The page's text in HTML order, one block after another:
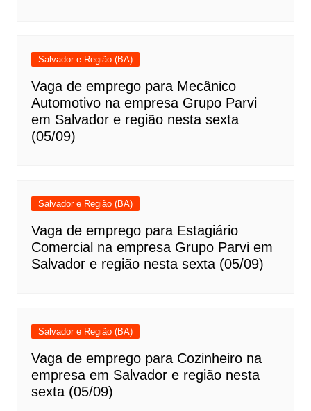
Salvador e Região (BA)
Vaga de emprego para Mecânico
Automotivo na empresa Grupo Parvi
em Salvador e região nesta sexta
(05/09)
Salvador e Região (BA)
Vaga de emprego para Estagiário
Comercial na empresa Grupo Parvi em
Salvador e região nesta sexta (05/09)
Salvador e Região (BA)
Vaga de emprego para Cozinheiro na
empresa em Salvador e região nesta
sexta (05/09)